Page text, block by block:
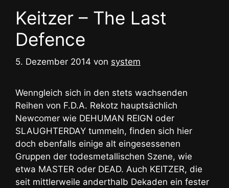
Keitzer – The Last
Defence
5. Dezember 2014 von system
Wenngleich sich in den stets wachsenden
Reihen von F.D.A. Rekotz hauptsächlich
Newcomer wie DEHUMAN REIGN oder
SLAUGHTERDAY tummeln, finden sich hier
doch ebenfalls einige alt eingesessenen
Gruppen der todesmetallischen Szene, wie
etwa MASTER oder DEAD. Auch KEITZER, die
seit mittlerweile anderthalb Dekaden ein fester